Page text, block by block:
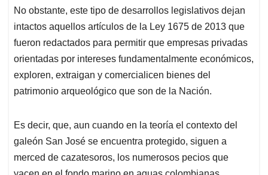
No obstante, este tipo de desarrollos legislativos dejan
intactos aquellos artículos de la Ley 1675 de 2013 que
fueron redactados para permitir que empresas privadas
orientadas por intereses fundamentalmente económicos,
exploren, extraigan y comercialicen bienes del
patrimonio arqueológico que son de la Nación.
Es decir, que, aun cuando en la teoría el contexto del
galeón San José se encuentra protegido, siguen a
merced de cazatesoros, los numerosos pecios que